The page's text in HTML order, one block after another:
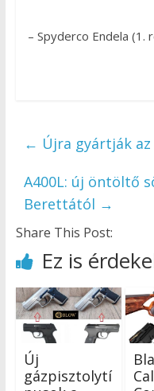
– Spyderco Endela (1.
← Újra gyártják
A400L: új öntöltő
Berettától →
Share This Post:
Ez is
Új
gázpisztolytí